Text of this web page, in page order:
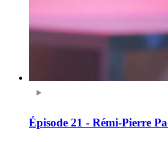
Épisode 21 - Rémi-Pierre